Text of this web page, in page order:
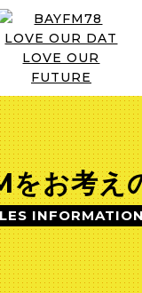
ル
ョン
をお考え
INFORMATION